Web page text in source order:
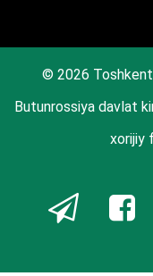
© 2026 Toshkent
Butunrossiya davlat
xorijiy